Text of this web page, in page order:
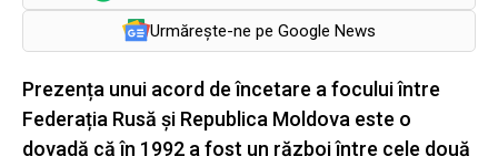
Urmărește-ne pe Google News
Prezența unui acord de încetare a focului între
Federația Rusă și Republica Moldova este o
dovadă că în 1992 a fost un război între cele două